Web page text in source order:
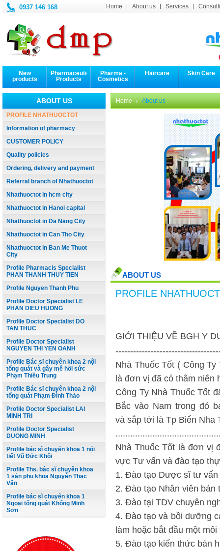
0937 146 168 Home About us Services
New
products
Pharmaceutical
Products
Pharma -
Cosmetics
Haircare Skin Care
ABOUT US
PROFILE NHATHUOCTOT
Information of pharmacy
CUSTOMER POLICY
Quality policies
Ordering, delivery and payment
Referral branch of Nhathuoctot
Nhathuoctot in hcm city
Nhathuoctot in Hanoi capital
Nhathuoctot in Da Nang City
Nhathuoctot in Can Tho City
Nhathuoctot in Ban Me Thuot
City
Profile Pharmacis Specialist
PHAN THANH THUY TIEN
Profile Nguyen Thanh Phu
Profile Doctor Specialist LE
PHAN DIEU HUONG
Profile Doctor Specialist DO
TAN THUC
Profile Doctor Specialist
NGUYEN THI YEN OANH
Profile Bác sĩ chuyên khoa 2 nội
tổng quát và gây mê hồi sức
Phạm Thiều Trung
Profile Bác sĩ chuyên khoa 2 nội
tổng quát Phạm Đình Thảo
Profile Doctor Specialist LAI
MINH TRI
Profile Doctor Specialist
DUONG MINH
Profile bác sĩ chuyên khoa 1 nội
tiết Vũ Đức Khôi
Profile Ths. bác sĩ chuyên khoa
1 sản phụ khoa Nguyễn Thạc
Văn
Profile bác sĩ chuyên khoa 1
Ngoại tổng quát Khổng Minh
Sơn
Home About us
ABOUT US
PROFILE
GIỚI THIỆU VỀ BGH Y
Nhà Thuốc Tốt ( Công
là đơn vị đã có thâm
Công Ty Nhà Thuốc Tốt
Bắc vào Nam trong đó
và sắp tới là Tp Biển Nha
Nhà Thuốc Tốt là đơn vị
vực Tư vấn và đào tạo
1. Đào tạo Dược sĩ tư vấn
2. Đào tạo Nhân viên bán
3. Đào tại TDV chuyên
4. Đào tạo và bồi dưỡng
làm hoặc bắt đầu một
5. Đào tạo kiến thức bán